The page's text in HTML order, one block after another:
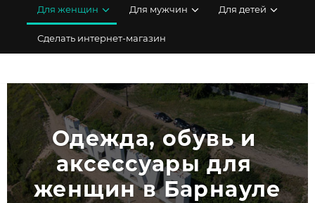
Для женщин Для мужчин Для детей
Сделать интернет-магазин
Одежда, обувь и
аксессуары для
женщин в Барнауле